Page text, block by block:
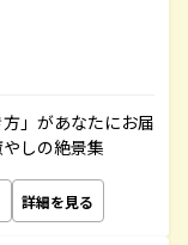
」があなたにお届
しの絶景集
詳細を見る